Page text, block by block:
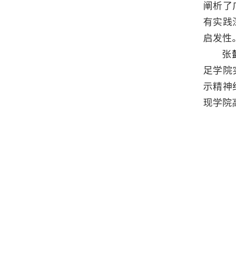
阐析了
有实践
启发性。
张
足学院
示精神
现学院